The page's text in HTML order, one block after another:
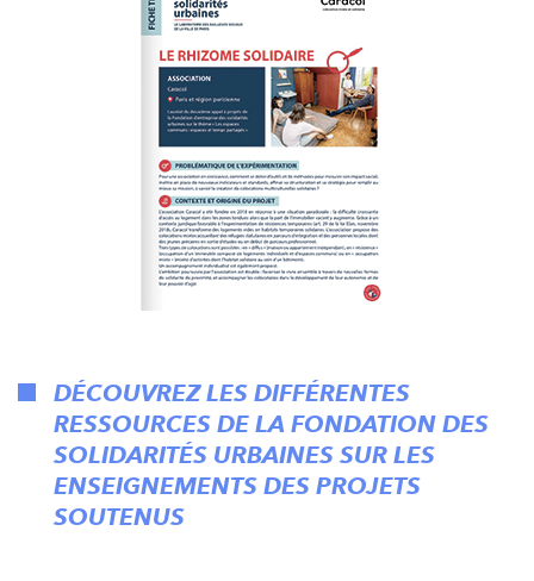
DÉCOUVREZ LES DIFFÉRENTES
RESSOURCES DE LA FONDATION DES
SOLIDARITÉS URBAINES SUR LES
ENSEIGNEMENTS DES PROJETS
SOUTENUS